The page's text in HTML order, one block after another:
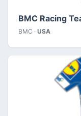
BMC Racing
BMC · USA